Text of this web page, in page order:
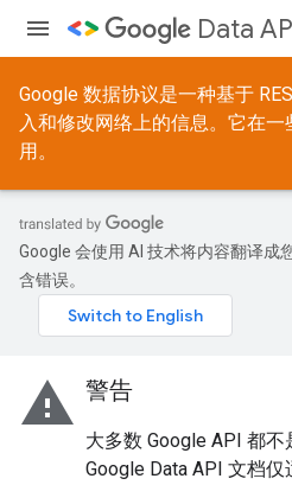
Data
Google 数据协议是一种基于
入和修改网络上的信息。它在一
用。
Google 会使用 AI 技术将内容翻译成
含错误。
warning 警告
大多数 Google API 都
Google Data API 文档